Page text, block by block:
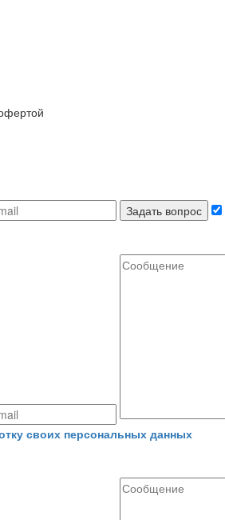
Задать вопрос
своих персональных данных